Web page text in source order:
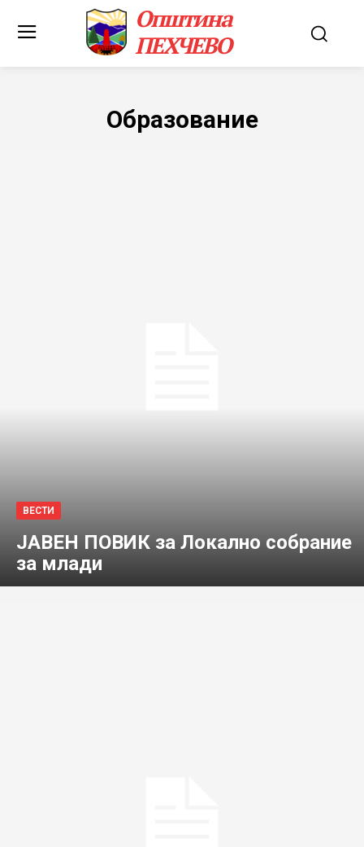
Општина
ПЕХЧЕВО
Образование
ВЕСТИ
ЈАВЕН ПОВИК за Локално собрание
за млади